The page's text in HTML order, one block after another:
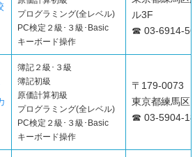
プログラミング(全レベル)
PC検定２級･３級･Basic
キーボード操作
ル3F
☎ 03-6914-
簿記２級･３級
簿記初級
原価計算初級
プログラミング(全レベル)
PC検定２級･３級･Basic
キーボード操作
〒179-0073
東京都練馬
☎ 03-5904-